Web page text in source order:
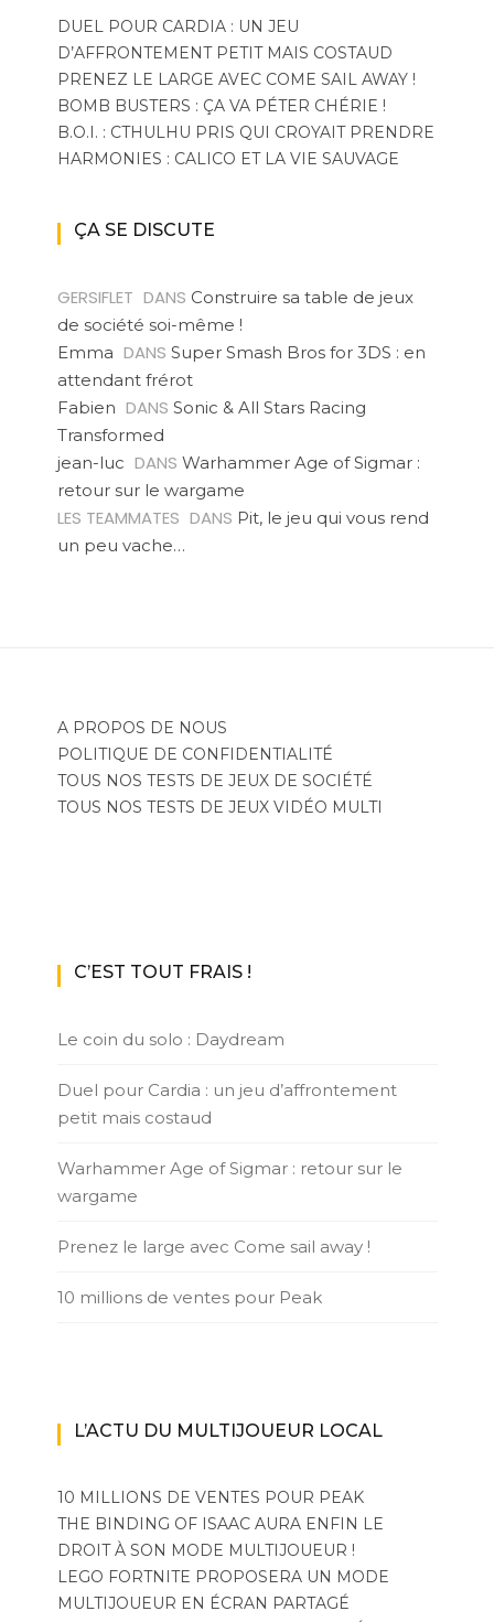
DUEL POUR CARDIA : UN JEU
D’AFFRONTEMENT PETIT MAIS COSTAUD
PRENEZ LE LARGE AVEC COME SAIL AWAY !
BOMB BUSTERS : ÇA VA PÉTER CHÉRIE !
B.O.I. : CTHULHU PRIS QUI CROYAIT PRENDRE
HARMONIES : CALICO ET LA VIE SAUVAGE
ÇA SE DISCUTE
GERSIFLET DANS Construire sa table de jeux
de société soi-même !
Emma DANS Super Smash Bros for 3DS : en
attendant frérot
Fabien DANS Sonic & All Stars Racing
Transformed
jean-luc DANS Warhammer Age of Sigmar :
retour sur le wargame
LES TEAMMATES DANS Pit, le jeu qui vous rend
un peu vache…
A PROPOS DE NOUS
POLITIQUE DE CONFIDENTIALITÉ
TOUS NOS TESTS DE JEUX DE SOCIÉTÉ
TOUS NOS TESTS DE JEUX VIDÉO MULTI
C’EST TOUT FRAIS !
Le coin du solo : Daydream
Duel pour Cardia : un jeu d’affrontement
petit mais costaud
Warhammer Age of Sigmar : retour sur le
wargame
Prenez le large avec Come sail away !
10 millions de ventes pour Peak
L’ACTU DU MULTIJOUEUR LOCAL
10 MILLIONS DE VENTES POUR PEAK
THE BINDING OF ISAAC AURA ENFIN LE
DROIT À SON MODE MULTIJOUEUR !
LEGO FORTNITE PROPOSERA UN MODE
MULTIJOUEUR EN ÉCRAN PARTAGÉ